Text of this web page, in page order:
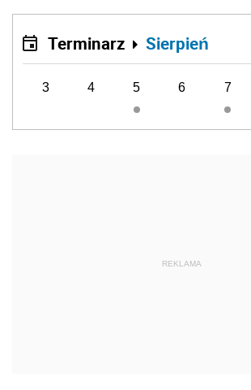
Terminarz Sierpień
3 4 5 6 7
REKLAMA